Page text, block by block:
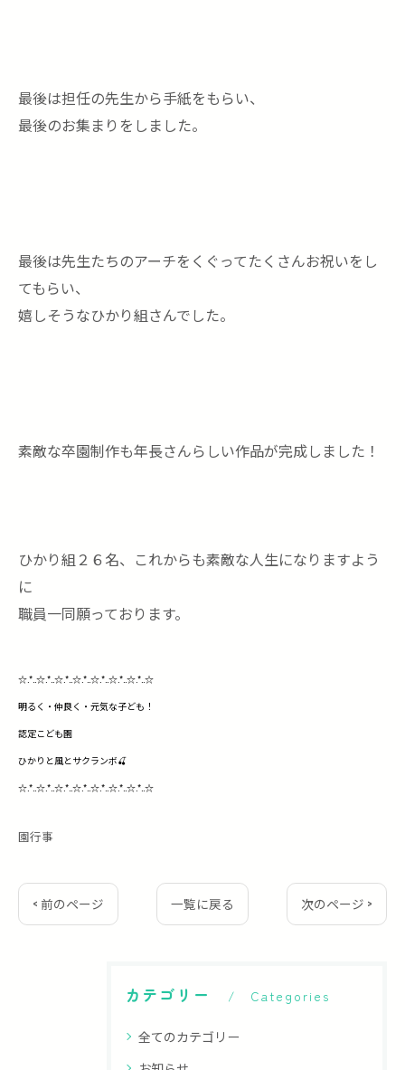
最後は担任の先生から手紙をもらい、
最後のお集まりをしました。
最後は先生たちのアーチをくぐってたくさんお祝いをし
てもらい、
嬉しそうなひかり組さんでした。
素敵な卒園制作も年長さんらしい作品が完成しました！
ひかり組２６名、これからも素敵な人生になりますよう
に
職員一同願っております。
☆.*..☆.*..☆.*..☆.*..☆.*..☆.*..☆.*..☆
明るく・仲良く・元気な子ども！
認定こども園
ひかりと風とサクランボ🍒
☆.*..☆.*..☆.*..☆.*..☆.*..☆.*..☆.*..☆
園行事
< 前のページ 一覧に戻る 次のページ >
カテゴリー Categories
全てのカテゴリー